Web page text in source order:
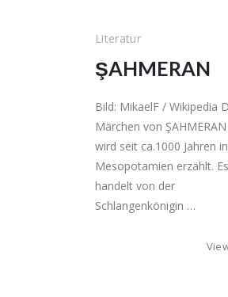
Literatur
ŞAHMERAN
Bild: MikaelF / Wikipedia
Märchen von ŞAHMERAN
wird seit ca.1000 Jahren in
Mesopotamien erzählt. Es
handelt von der
Schlangenkönigin …